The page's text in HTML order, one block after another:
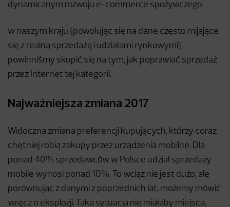
dynamicznym rozwoju e-commerce spożywczego
w naszym kraju (powołując się na dane często mijające
się z realną sprzedażą i udziałami rynkowymi),
powinniśmy skupić się na tym, jak poprawiać sprzedaż
przez Internet tej kategorii.
Najważniejsza zmiana 2017
Widoczna zmiana preferencji kupujących, którzy coraz
chętniej robią zakupy przez urządzenia mobilne. Dla
ponad 40% sprzedawców w Polsce udział sprzedaży
mobile wynosi ponad 10%. To wciąż nie jest dużo, ale
porównując z danymi z poprzednich lat, możemy mówić
wręcz o eksplozji. Taka sytuacja nie miałaby miejsca,